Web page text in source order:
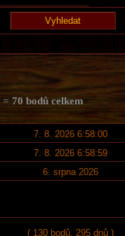
= 70 bodů celkem
7. 8. 2026 6:58:00
7. 8. 2026 6:58:59
6. srpna 2026
( 130 bodů, 295 dnů )